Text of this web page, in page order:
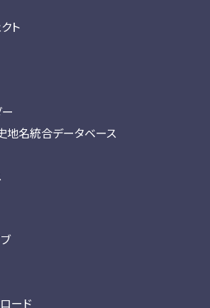
ト
地名統合データベース
ード